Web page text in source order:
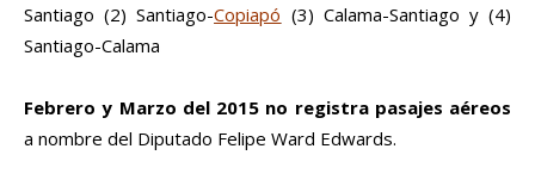
Santiago (2) Santiago-Copiapó (3) Calama-Santiago y (4)
Santiago-Calama
Febrero y Marzo del 2015 no registra pasajes aéreos
a nombre del Diputado Felipe Ward Edwards.